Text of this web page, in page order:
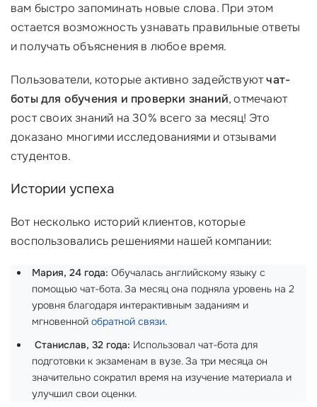
вам быстро запоминать новые слова. При этом
остается возможность узнавать правильные ответы
и получать объяснения в любое время.
Пользователи, которые активно задействуютчат-
боты для обучения и проверки знаний, отмечают
рост своих знаний на 30% всего за месяц! Это
доказано многими исследованиями и отзывами
студентов.
Истории успеха
Вот несколько историй клиентов, которые
воспользовались решениями нашей компании:
Мария, 24 года: Обучалась английскому языку с
помощью чат-бота. За месяц она подняла уровень на 2
уровня благодаря интерактивным заданиям и
мгновенной обратной связи.
Станислав, 32 года: Использовал чат-бота для
подготовки к экзаменам в вузе. За три месяца он
значительно сократил время на изучение материала и
улучшил свои оценки.